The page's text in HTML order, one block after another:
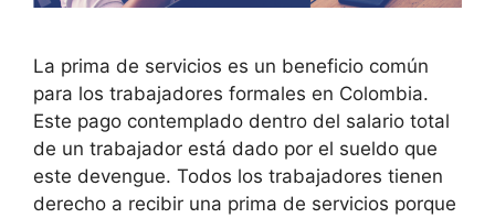
La prima de servicios es un beneficio común
para los trabajadores formales en Colombia.
Este pago contemplado dentro del salario total
de un trabajador está dado por el sueldo que
este devengue. Todos los trabajadores tienen
derecho a recibir una prima de servicios porque